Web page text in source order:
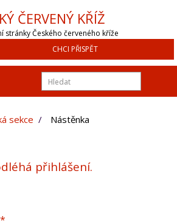
ČERVENÝ KŘÍŽ
stránky Českého červeného kříže
CHCI PŘISPĚT
sekce Nástěnka
přihlášení.
*